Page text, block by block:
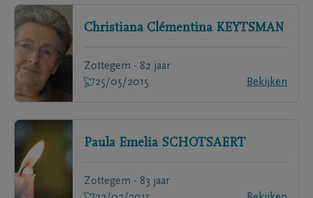
Christiana Clémentina KEYTSMAN
Zottegem - 82 jaar
25/05/2015
Bekijken
Paula Emelia SCHOTSAERT
Zottegem - 83 jaar